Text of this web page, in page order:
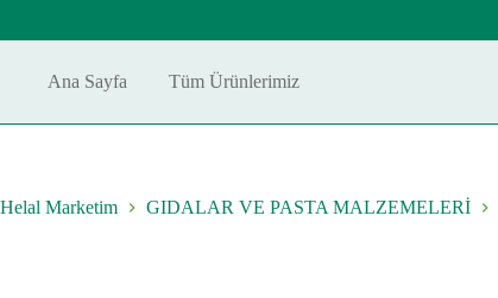
Ana Sayfa Tüm Ürünlerimiz
Helal Marketim GIDALAR VE PASTA MALZEMELERİ